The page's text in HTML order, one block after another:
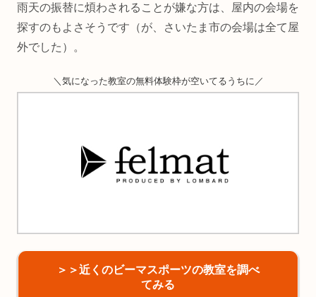
雨天の振替に煩わされることが嫌な方は、屋内の会場を
探すのもよさそうです（が、さいたま市の会場は全て屋
外でした）。
＼気になった教室の無料体験枠が空いてるうちに／
＞＞近くのビーマスポーツの教室を調べ
てみる